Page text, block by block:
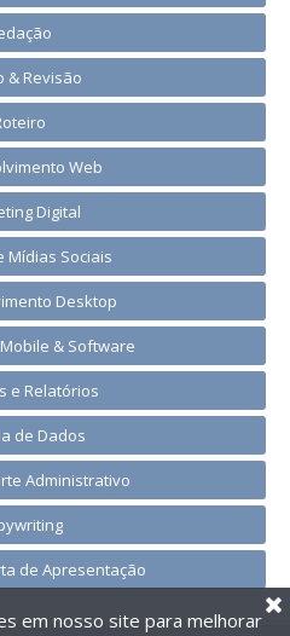
& Revisão
Web
Digital
Mídias Sociais
Desktop
& Software
e Relatórios
de Dados
Administrativo
de Apresentação
em nosso site para melhorar